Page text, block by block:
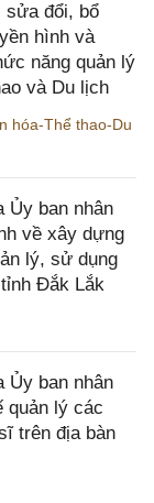
sửa đổi, bổ
hình và
năng quản lý
và Du lịch
hóa-Thể thao-Du
Ủy ban nhân
về xây dựng
lý, sử dụng
Đắk Lắk
Ủy ban nhân
quản lý các
trên địa bàn